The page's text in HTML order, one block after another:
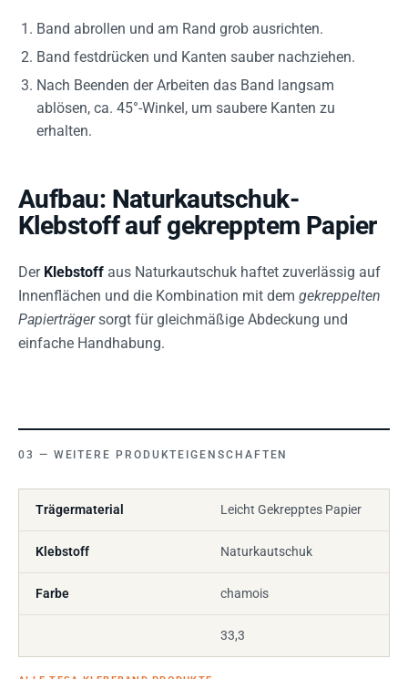
Band abrollen und am Rand grob ausrichten.
Band festdrücken und Kanten sauber nachziehen.
Nach Beenden der Arbeiten das Band langsam
ablösen, ca. 45°-Winkel, um saubere Kanten zu
erhalten.
Aufbau: Naturkautschuk-
Klebstoff auf gekrepptem Papier
Der Klebstoff aus Naturkautschuk haftet zuverlässig auf
Innenflächen und die Kombination mit dem gekreppelten
Papierträgersorgt für gleichmäßige Abdeckung und
einfache Handhabung.
WEITERE PRODUKTEIGENSCHAFTEN
Trägermaterial Leicht Gekrepptes Papier
Klebstoff Naturkautschuk
Farbe chamois
33,3